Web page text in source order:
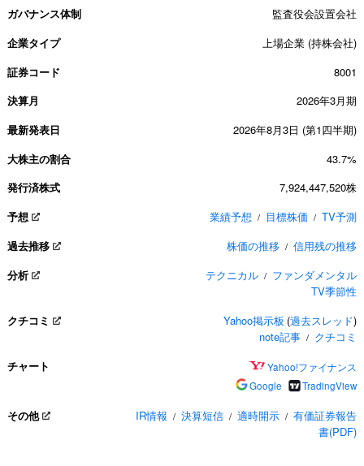
ガバナンス体制
監査役会設置会社
企業タイプ
上場企業 (持株会社)
証券コード
8001
決算月
2026年3月期
最新発表日
2026年8月3日 (第1四半期)
大株主の割合
43.7%
発行済株式
7,924,447,520株
予想
業績予想 / 目標株価 / TV予測
過去推移
株価の推移 / 信用残の推移
分析
テクニカル / ファンダメンタル
TV季節性
クチコミ
Yahoo掲示板 (過去スレッド)
note記事 / クチコミ
チャート
Yahoo!ファイナンス
Google
TradingView
その他 IR情報 / 決算短信 / 適時開示 / 有価証券報告
書(PDF)